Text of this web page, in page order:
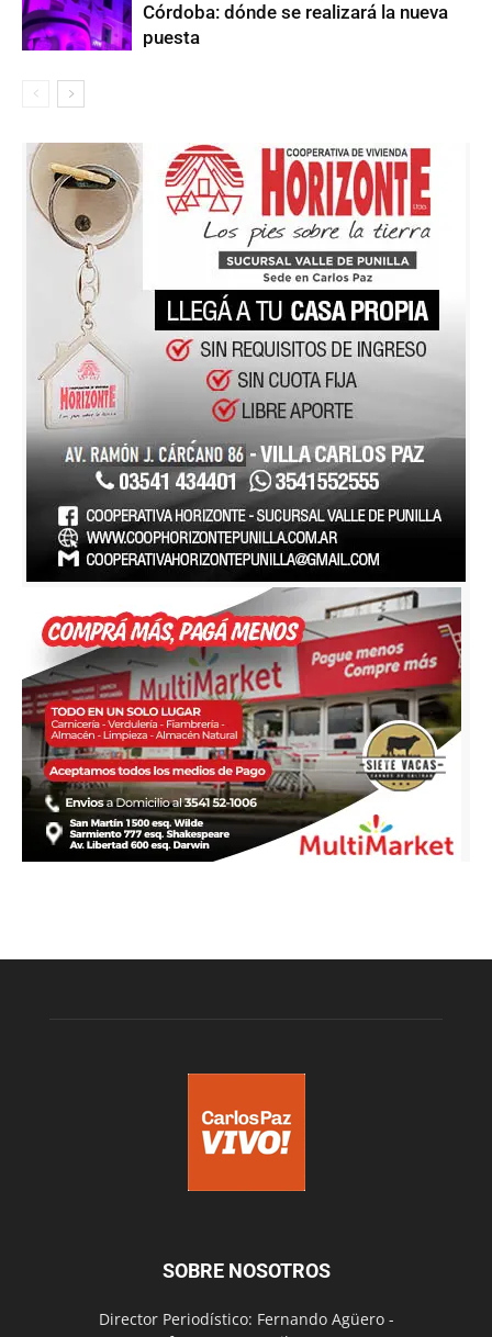
Córdoba: dónde se realizará la nueva
puesta
SOBRE NOSOTROS
Director Periodístico: Fernando Agüero -